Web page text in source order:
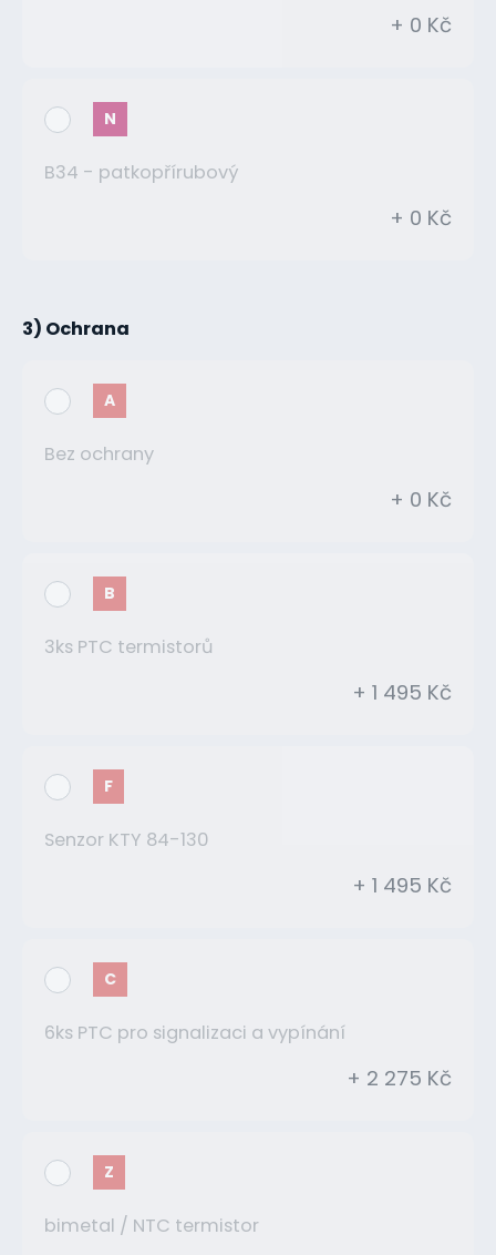
+ 0 Kč
N
B34 - patkopřírubový
+ 0 Kč
3) Ochrana
A
Bez ochrany
+ 0 Kč
B
3ks PTC termistorů
+ 1 495 Kč
F
Senzor KTY 84-130
+ 1 495 Kč
C
6ks PTC pro signalizaci a vypínání
+ 2 275 Kč
Z
bimetal / NTC termistor